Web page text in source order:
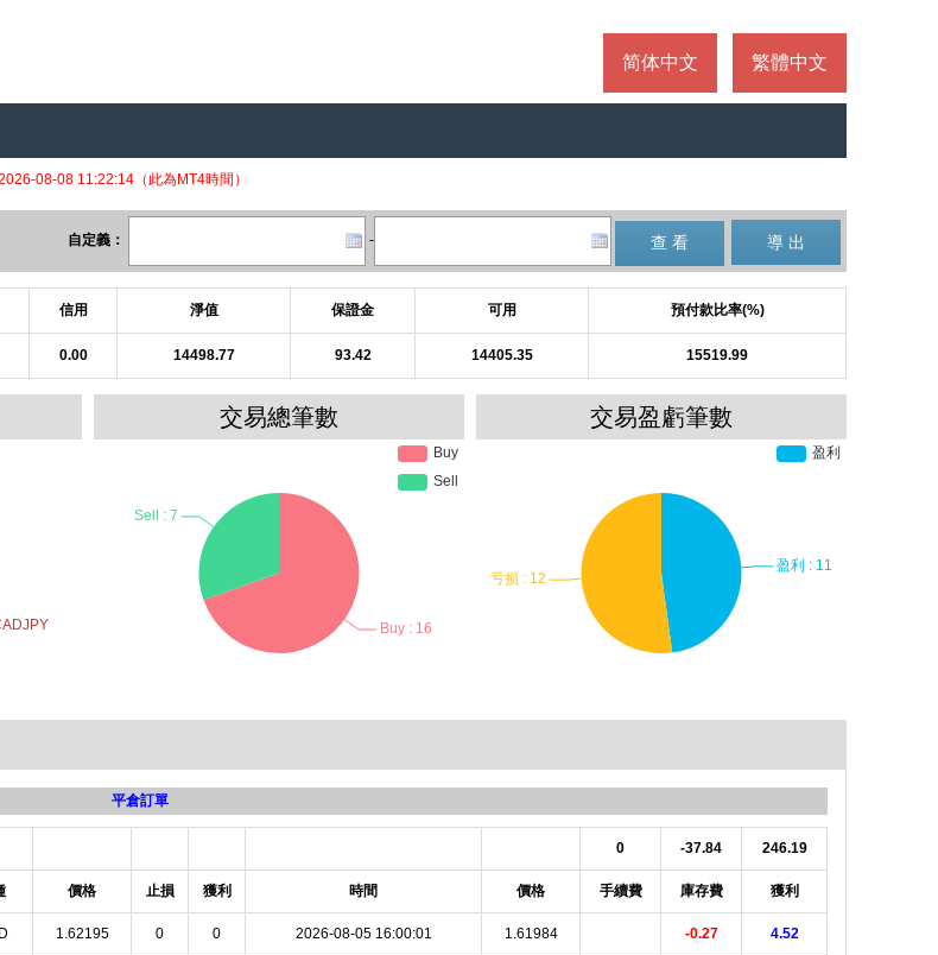
简体中文 繁體中文
08-08 11:22:14（此為MT4時間）
自定義： -
信用 淨值 保證金 可用 預付款比率(%)
0.00 14498.77 93.42 14405.35 15519.99
交易總筆數 交易盈虧筆數
平倉訂單
0 -37.84 246.19
價格 止損 獲利 時間 價格 手續費 庫存費 獲利
1.62195 0 0 2026-08-05 16:00:01 1.61984 -0.27 4.52